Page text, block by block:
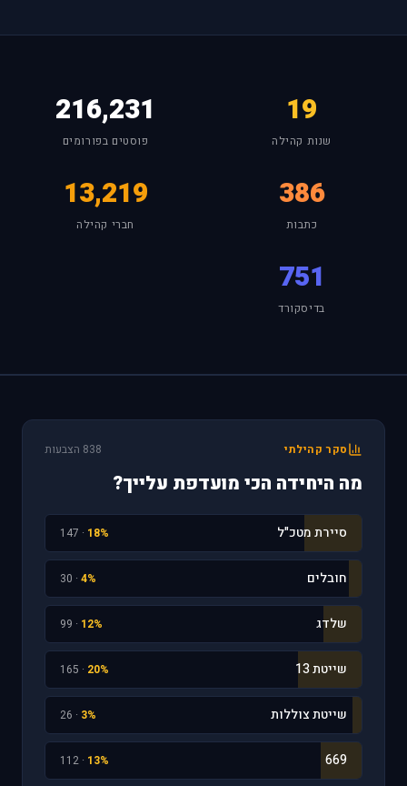
19
שנות קהילה
216,231
פוסטים בפורומים
386
כתבות
13,219
חברי קהילה
751
בדיסקורד
סקר קהילתי 838 הצבעות
מה היחידה הכי מועדפת עלייך?
סיירת מטכ"ל 18%
· 147
חובלים 4%
· 30
שלדג 12%
· 99
שייטת 13 20%
· 165
שייטת צוללות 3%
· 26
669
13%
· 112